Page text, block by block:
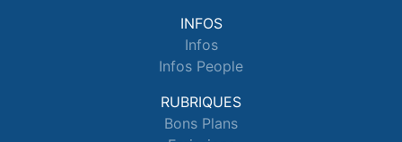
INFOS
Infos
Infos People
RUBRIQUES
Bons Plans